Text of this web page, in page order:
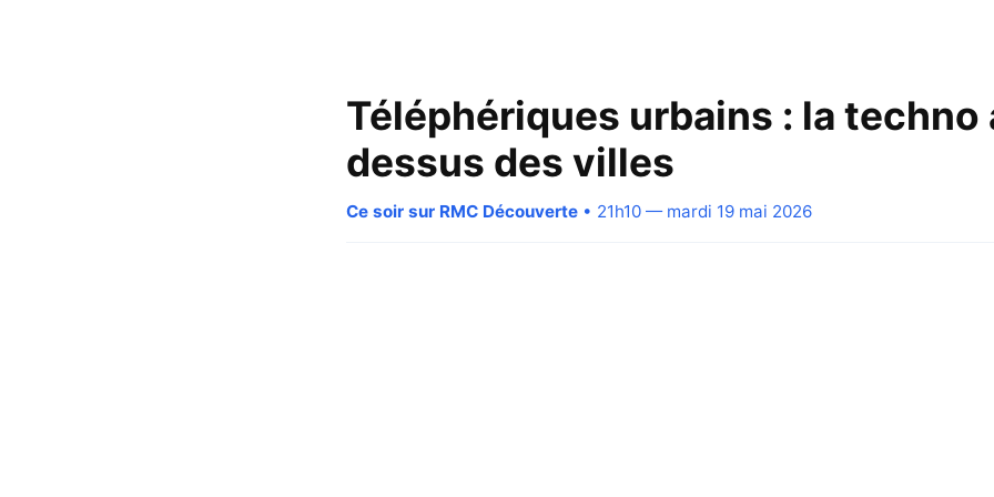
Téléphériques urbains : la techno
dessus des villes
Ce soir sur RMC Découverte • 21h10 — mardi 19 mai 2026